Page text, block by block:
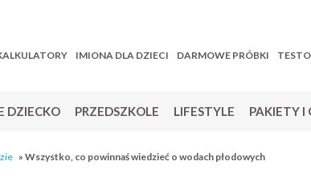
IMIONA DLA DZIECI DARMOWE PRÓBKI
DZIECKO PRZEDSZKOLE LIFESTYLE PAKIETY I
» Wszystko, co powinnaś wiedzieć o wodach płodowych